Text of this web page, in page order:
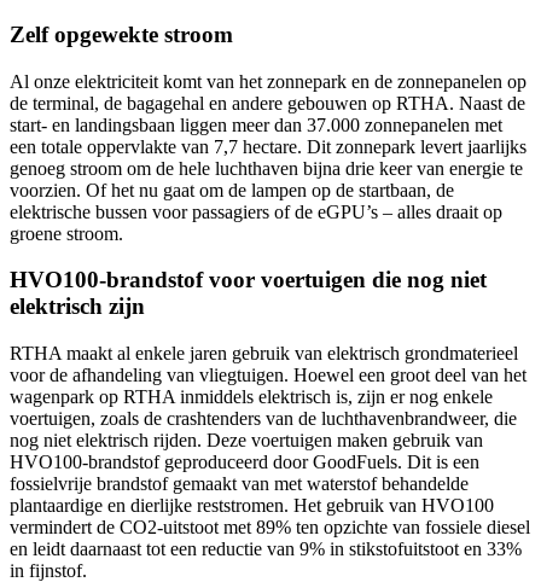
Zelf opgewekte stroom
Al onze elektriciteit komt van het zonnepark en de zonnepanelen op
de terminal, de bagagehal en andere gebouwen op RTHA. Naast de
start- en landingsbaan liggen meer dan 37.000 zonnepanelen met
een totale oppervlakte van 7,7 hectare. Dit zonnepark levert jaarlijks
genoeg stroom om de hele luchthaven bijna drie keer van energie te
voorzien. Of het nu gaat om de lampen op de startbaan, de
elektrische bussen voor passagiers of de eGPU’s – alles draait op
groene stroom.
HVO100-brandstof voor voertuigen die nog niet
elektrisch zijn
RTHA maakt al enkele jaren gebruik van elektrisch grondmaterieel
voor de afhandeling van vliegtuigen. Hoewel een groot deel van het
wagenpark op RTHA inmiddels elektrisch is, zijn er nog enkele
voertuigen, zoals de crashtenders van de luchthavenbrandweer, die
nog niet elektrisch rijden. Deze voertuigen maken gebruik van
HVO100-brandstof geproduceerd door GoodFuels. Dit is een
fossielvrije brandstof gemaakt van met waterstof behandelde
plantaardige en dierlijke reststromen. Het gebruik van HVO100
vermindert de CO2-uitstoot met 89% ten opzichte van fossiele diesel
en leidt daarnaast tot een reductie van 9% in stikstofuitstoot en 33%
in fijnstof.